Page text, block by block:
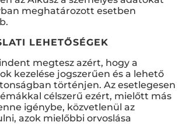
meghatározott esetben
LEHETŐSÉGEK
megtesz azért, hogy a
kezelése jogszerűen és a lehető
történjen. Az esetlegesen
célszerű ezért, mielőtt más
igénybe, közvetlenül az
azok mielőbbi orvoslása